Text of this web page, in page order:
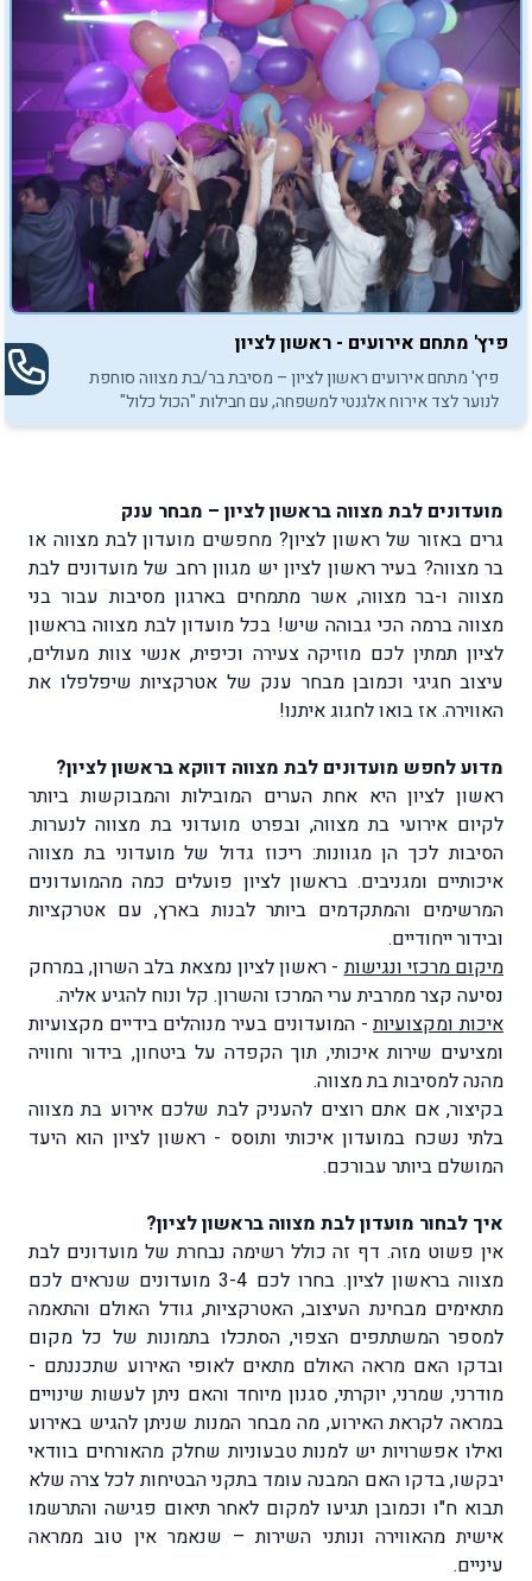
פיץ' מתחם אירועים - ראשון לציון
פיץ' מתחם אירועים ראשון לציון – מסיבת בר/בת מצווה סוחפת
לנוער לצד אירוח אלגנטי למשפחה, עם חבילות "הכול כלול"
ופינוקים מיוחדים.
מועדונים לבת מצווה בראשון לציון – מבחר ענק
גרים באזור של ראשון לציון? מחפשים מועדון לבת מצווה או
בר מצווה? בעיר ראשון לציון יש מגוון רחב של מועדונים לבת
מצווה ו-בר מצווה, אשר מתמחים בארגון מסיבות עבור בני
מצווה ברמה הכי גבוהה שיש! בכל מועדון לבת מצווה בראשון
לציון תמתין לכם מוזיקה צעירה וכיפית, אנשי צוות מעולים,
עיצוב חגיגי וכמובן מבחר ענק של אטרקציות שיפלפלו את
האווירה. אז בואו לחגוג איתנו!
מדוע לחפש מועדונים לבת מצווה דווקא בראשון לציון?
ראשון לציון היא אחת הערים המובילות והמבוקשות ביותר
לקיום אירועי בת מצווה, ובפרט מועדוני בת מצווה לנערות.
הסיבות לכך הן מגוונות: ריכוז גדול של מועדוני בת מצווה
איכותיים ומגניבים. בראשון לציון פועלים כמה מהמועדונים
המרשימים והמתקדמים ביותר לבנות בארץ, עם אטרקציות
ובידור ייחודיים.
מיקום מרכזי ונגישות- ראשון לציון נמצאת בלב השרון, במרחק
נסיעה קצר ממרבית ערי המרכז והשרון. קל ונוח להגיע אליה.
איכות ומקצועיות- המועדונים בעיר מנוהלים בידיים מקצועיות
ומציעים שירות איכותי, תוך הקפדה על ביטחון, בידור וחוויה
מהנה למסיבות בת מצווה.
בקיצור, אם אתם רוצים להעניק לבת שלכם אירוע בת מצווה
בלתי נשכח במועדון איכותי ותוסס - ראשון לציון הוא היעד
המושלם ביותר עבורכם.
איך לבחור מועדון לבת מצווה בראשון לציון?
אין פשוט מזה. דף זה כולל רשימה נבחרת של מועדונים לבת
מצווה בראשון לציון. בחרו לכם 3-4 מועדונים שנראים לכם
מתאימים מבחינת העיצוב, האטרקציות, גודל האולם והתאמה
למספר המשתתפים הצפוי, הסתכלו בתמונות של כל מקום
ובדקו האם מראה האולם מתאים לאופי האירוע שתכננתם -
מודרני, שמרני, יוקרתי, סגנון מיוחד והאם ניתן לעשות שינויים
במראה לקראת האירוע, מה מבחר המנות שניתן להגיש באירוע
ואילו אפשרויות יש למנות טבעוניות שחלק מהאורחים בוודאי
יבקשו, בדקו האם המבנה עומד בתקני הבטיחות לכל צרה שלא
תבוא ח"ו וכמובן תגיעו למקום לאחר תיאום פגישה והתרשמו
אישית מהאווירה ונותני השירות – שנאמר אין טוב ממראה
עיניים.